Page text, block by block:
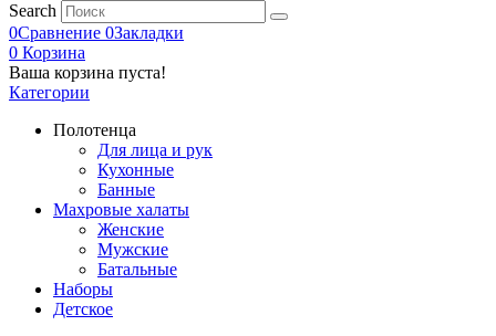
Search
0Сравнение 0Закладки
0 Корзина
Ваша корзина пуста!
Категории
Полотенца
Для лица и рук
Кухонные
Банные
Махровые халаты
Женские
Мужские
Батальные
Наборы
Детское